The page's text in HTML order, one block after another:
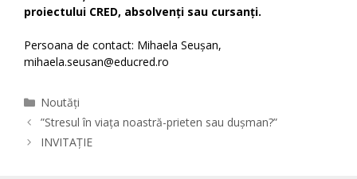
proiectului CRED, absolvenți sau cursanți.
Persoana de contact: Mihaela Seușan,
mihaela.seusan@educred.ro
Categories
Noutăți
”Stresul în viața noastră-prieten sau dușman?”
INVITAȚIE